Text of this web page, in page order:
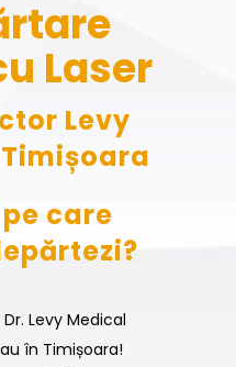
Laser
Levy
care
Levy Medical
în Timișoara!